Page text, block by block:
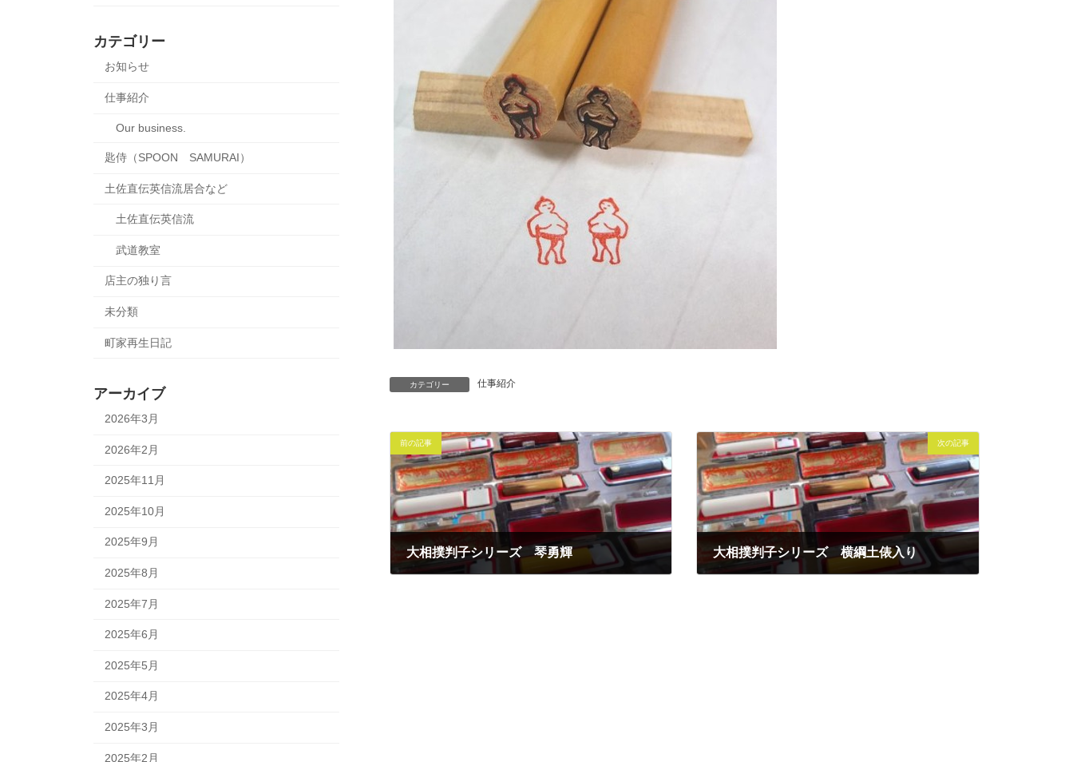
カテゴリー 仕事紹介
前の記事
大相撲判子シリーズ 琴勇輝
次の記事
大相撲判子シリーズ 横綱土俵入り
カテゴリー
お知らせ
仕事紹介
Our business.
匙侍（SPOON SAMURAI）
土佐直伝英信流居合など
土佐直伝英信流
武道教室
店主の独り言
未分類
町家再生日記
アーカイブ
2026年3月
2026年2月
2025年11月
2025年10月
2025年9月
2025年8月
2025年7月
2025年6月
2025年5月
2025年4月
2025年3月
2025年2月